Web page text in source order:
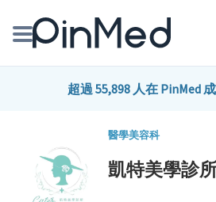
線上預約醫師、院所
健康主題館
超過 55,898 人在 PinMed
醫學美容科
凱特美學診